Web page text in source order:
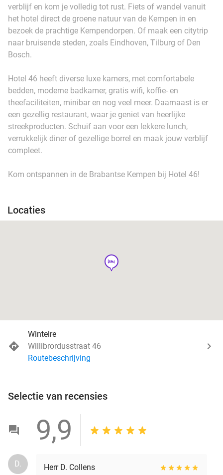
verblijf en kom je volledig tot rust. Fiets of wandel vanuit
het hotel direct de groene natuur van de Kempen in en
bezoek de prachtige Kempendorpen. Of maak een citytrip
naar bruisende steden, zoals Eindhoven, Tilburg of Den
Bosch.
Hotel 46 heeft diverse luxe kamers, met comfortabele
bedden, moderne badkamer, gratis wifi, koffie- en
theefaciliteiten, minibar en nog veel meer. Daarnaast is er
een gezellig restaurant, waar je geniet van heerlijke
streekproducten. Schuif aan voor een lekkere lunch,
verrukkelijk diner of gezellige borrel en maak jouw verblijf
compleet.
Kom ontspannen in de Brabantse Kempen bij Hotel 46!
Locaties
hotel
Wintelre
Willibrordusstraat 46
Routebeschrijving
Selectie van recensies
9,9
D.
Herr D. Collens